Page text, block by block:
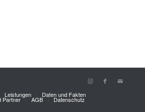
Leistungen Daten und Fakten
Partner AGB Datenschutz